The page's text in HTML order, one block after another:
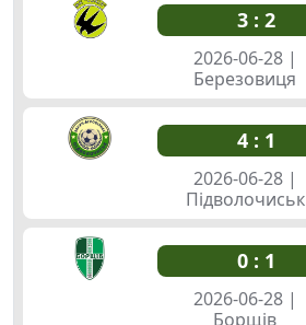
3 : 2
2026-06-28 |
Березовиця
4 : 1
2026-06-28 |
Підволочиськ
0 : 1
2026-06-28 |
Борщів